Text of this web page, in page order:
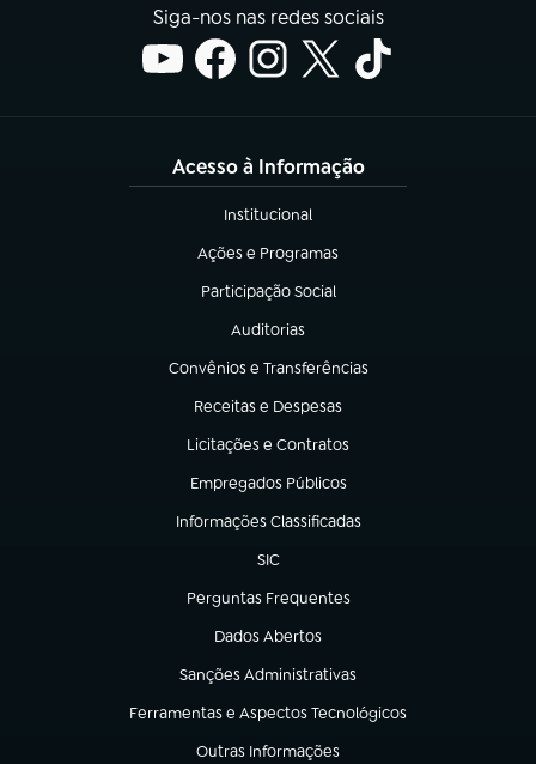
Siga-nos nas redes sociais
Acesso à Informação
Institucional
(abre em nova aba)
Ações e Programas
(abre em nova aba)
Participação Social
(abre em nova aba)
Auditorias
(abre em nova aba)
Convênios e Transferências
(abre em nova aba)
Receitas e Despesas
(abre em nova aba)
Licitações e Contratos
(abre em nova aba)
Empregados Públicos
(abre em nova aba)
Informações Classificadas
(abre em nova aba)
SIC
(abre em nova aba)
Perguntas Frequentes
(abre em nova aba)
Dados Abertos
(abre em nova aba)
Sanções Administrativas
(abre em nova aba)
Ferramentas e Aspectos Tecnológicos
(abre em nova aba)
Outras Informações
(abre em nova aba)